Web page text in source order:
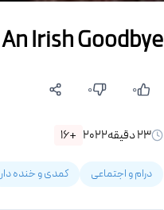
An Irish Goodbye
۰ ۰
۲۳دقیقه۲۰۲۲ +۱۶
درام و اجتماعی کمدی و خنده دار